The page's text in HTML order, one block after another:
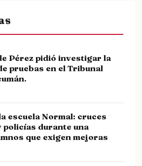
Pérez pidió investigar la
pruebas en el Tribunal
escuela Normal: cruces
policías durante una
que exigen mejoras